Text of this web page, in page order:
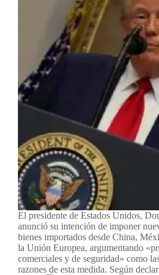
El presidente de Estados Unidos,
anunció su intención de imponer
bienes importados desde China,
la Unión Europea, argumentando
comerciales y de seguridad» como
razones de esta medida. Según